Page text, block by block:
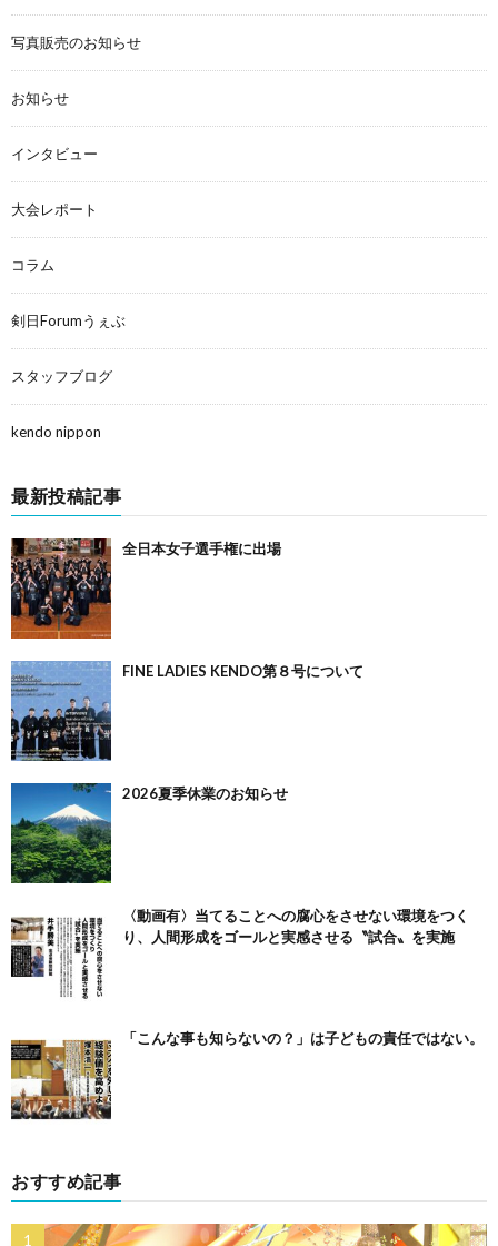
写真販売のお知らせ
お知らせ
インタビュー
大会レポート
コラム
剣日Forumうぇぶ
スタッフブログ
kendo nippon
最新投稿記事
全日本女子選手権に出場
FINE LADIES KENDO第８号について
2026夏季休業のお知らせ
〈動画有〉当てることへの腐心をさせない環境をつく
り、人間形成をゴールと実感させる〝試合〟を実施
「こんな事も知らないの？」は子どもの責任ではない。
おすすめ記事